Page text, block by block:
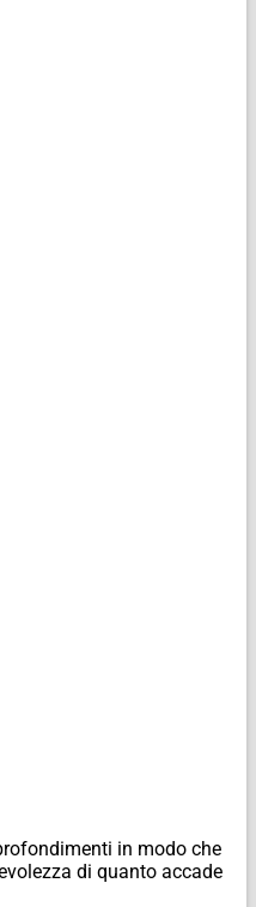
in modo che
di quanto accade